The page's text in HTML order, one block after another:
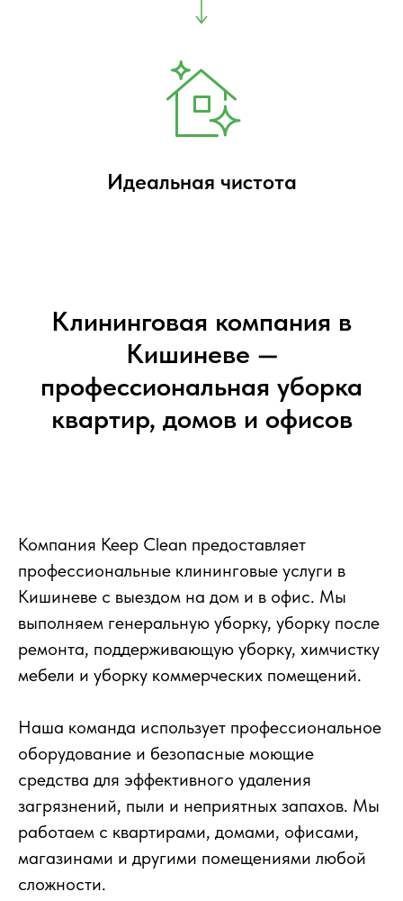
Идеальная чистота
Клининговая компания в
Кишиневе —
профессиональная уборка
квартир, домов и офисов
Компания Keep Clean предоставляет
профессиональные клининговые услуги в
Кишиневе с выездом на дом и в офис. Мы
выполняем генеральную уборку, уборку после
ремонта, поддерживающую уборку, химчистку
мебели и уборку коммерческих помещений.
Наша команда использует профессиональное
оборудование и безопасные моющие
средства для эффективного удаления
загрязнений, пыли и неприятных запахов. Мы
работаем с квартирами, домами, офисами,
магазинами и другими помещениями любой
сложности.